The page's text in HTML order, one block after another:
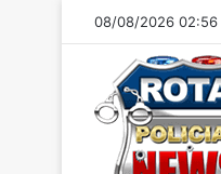
08/08/2026 02:56